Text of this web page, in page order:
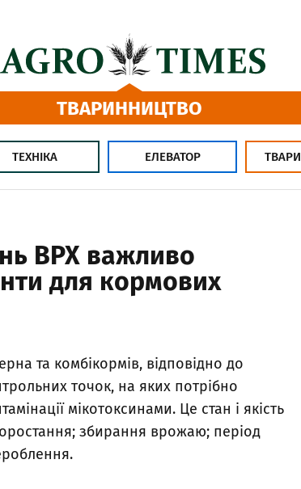
ТВАРИННИЦТВО
ТЕХНІКА ЕЛЕВАТОР
ВРХ важливо
для кормових
та комбікормів, відповідно до
точок, на яких потрібно
мікотоксинами. Це стан і якість
збирання врожаю; період